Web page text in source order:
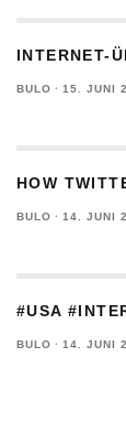
INTERNET-
BULO · 15. JUNI
HOW
BULO · 14. JUNI
#USA
BULO · 14. JUNI